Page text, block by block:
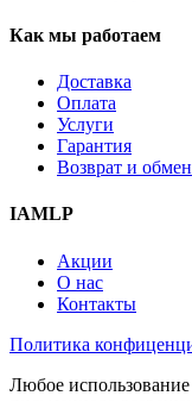
Как мы работаем
Доставка
Оплата
Услуги
Гарантия
Возврат и обмен
IAMLP
Акции
О нас
Контакты
Политика
Любое использование